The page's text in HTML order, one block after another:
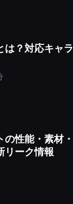
は？対応キャ
の性能・素材
リーク情報